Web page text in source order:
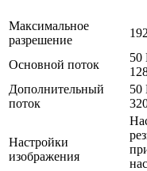
Максимальное
разрешение
Основной поток
50
Дополнительный
поток
50
Настройки
изображения